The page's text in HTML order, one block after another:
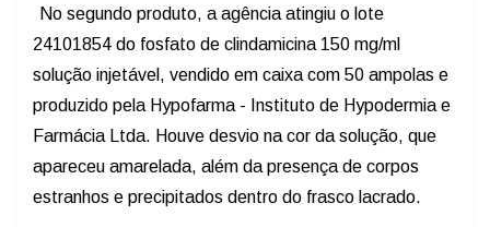
No segundo produto, a agência atingiu o lote
24101854 do fosfato de clindamicina 150 mg/ml
solução injetável, vendido em caixa com 50 ampolas e
produzido pela Hypofarma - Instituto de Hypodermia e
Farmácia Ltda. Houve desvio na cor da solução, que
apareceu amarelada, além da presença de corpos
estranhos e precipitados dentro do frasco lacrado.